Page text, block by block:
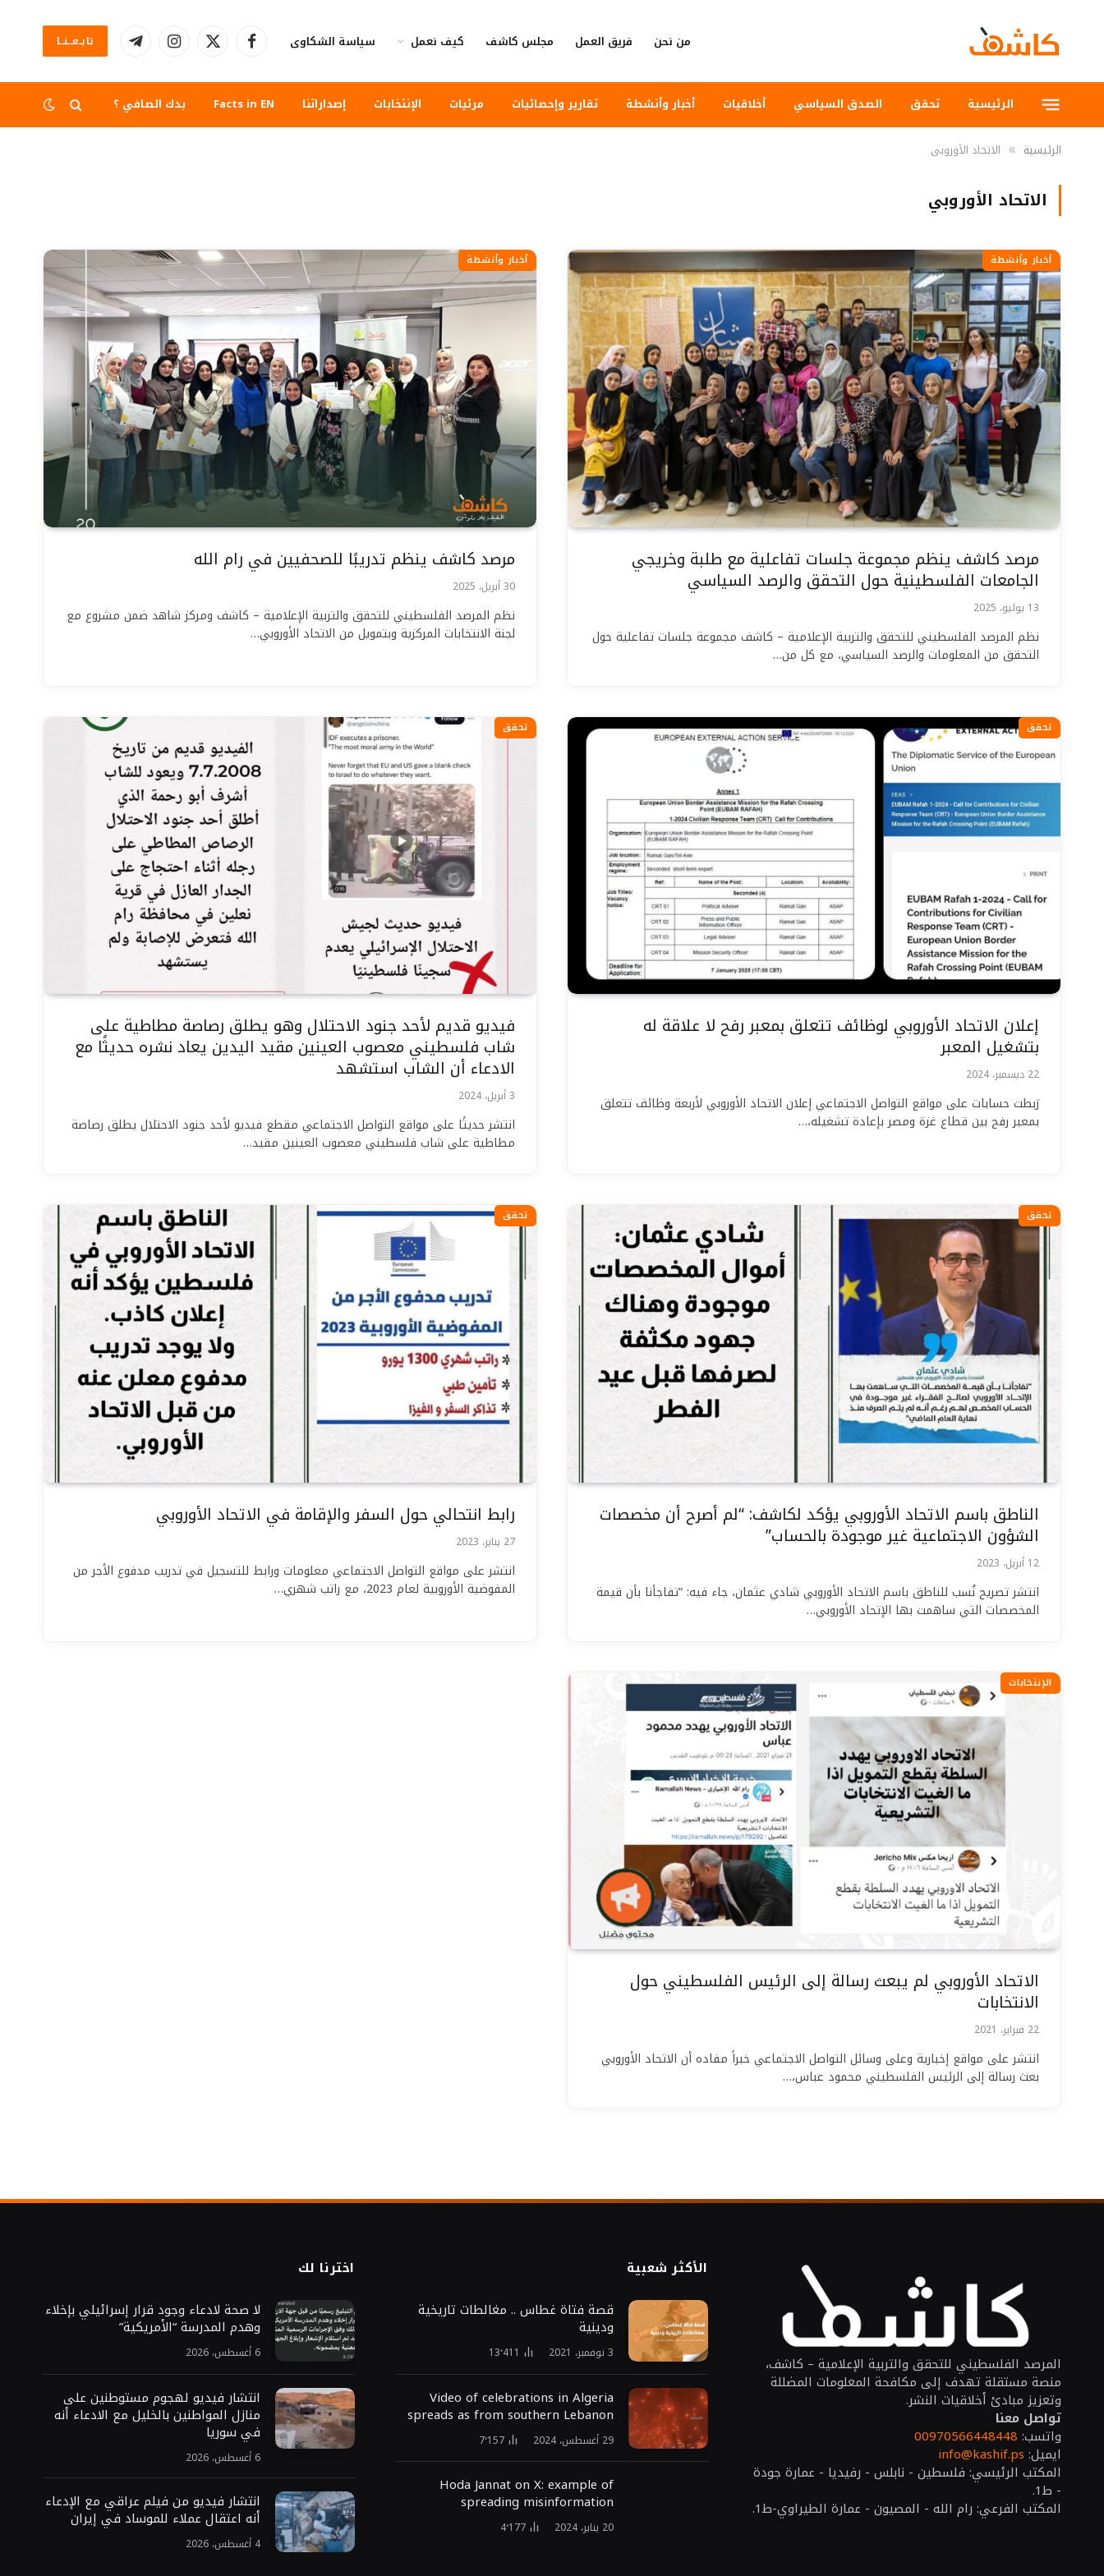
من نحن فريق العمل مجلس كاشف كيف نعمل سياسة الشكاوى فيسبوكX الانستغرامتيلقرام تابــعــنــا
الرئيسية تحقق الصدق السياسي أخلاقيات أخبار وأنشطة تقارير وإحصائيات مرئيات الإنتخابات إصداراتنا Facts in EN بدك الصافي ؟
الرئيسية » الاتحاد الأوروبي
الاتحاد الأوروبي
أخبار وأنشطة
مرصد كاشف ينظم مجموعة جلسات تفاعلية مع طلبة وخريجي
الجامعات الفلسطينية حول التحقق والرصد السياسي
13 يوليو، 2025
نظم المرصد الفلسطيني للتحقق والتربية الإعلامية – كاشف مجموعة جلسات تفاعلية حول
التحقق من المعلومات والرصد السياسي، مع كل من…
أخبار وأنشطة
مرصد كاشف ينظم تدريبًا للصحفيين في رام الله
30 أبريل، 2025
نظم المرصد الفلسطيني للتحقق والتربية الإعلامية – كاشف ومركز شاهد ضمن مشروع مع
لجنة الانتخابات المركزية وبتمويل من الاتحاد الأوروبي…
تحقق
إعلان الاتحاد الأوروبي لوظائف تتعلق بمعبر رفح لا علاقة له
بتشغيل المعبر
22 ديسمبر، 2024
رَبطت حسابات على مواقع التواصل الاجتماعي إعلان الاتحاد الأوروبي لأربعة وظائف تتعلق
بمعبر رفح بين قطاع غزة ومصر بإعادة تشغيله،…
تحقق
فيديو قديم لأحد جنود الاحتلال وهو يطلق رصاصة مطاطية على
شاب فلسطيني معصوب العينين مقيد اليدين يعاد نشره حديثًا مع
الادعاء أن الشاب استشهد
3 أبريل، 2024
انتشر حديثًا على مواقع التواصل الاجتماعي مقطع فيديو لأحد جنود الاحتلال يطلق رصاصة
مطاطية على شاب فلسطيني معصوب العينين مقيد…
تحقق
الناطق باسم الاتحاد الأوروبي يؤكد لكاشف: “لم أصرح أن مخصصات
الشؤون الاجتماعية غير موجودة بالحساب”
12 أبريل، 2023
انتشر تصريح نُسب للناطق باسم الاتحاد الأوروبي شادي عثمان، جاء فيه: “تفاجأنا بأن قيمة
المخصصات التي ساهمت بها الإتحاد الأوروبي…
تحقق
رابط انتحالي حول السفر والإقامة في الاتحاد الأوروبي
27 يناير، 2023
انتشر على مواقع التواصل الاجتماعي معلومات ورابط للتسجيل في تدريب مدفوع الأجر من
المفوضية الأوروبية لعام 2023، مع راتب شهري…
الإنتخابات
الاتحاد الأوروبي لم يبعث رسالة إلى الرئيس الفلسطيني حول
الانتخابات
22 فبراير، 2021
انتشر على مواقع إخبارية وعلى وسائل التواصل الاجتماعي خبراً مفاده أن الاتحاد الأوروبي
بعث رسالة إلى الرئيس الفلسطيني محمود عباس،…
المرصد الفلسطيني للتحقق والتربية الإعلامية – كاشف،
منصة مستقلة تهدف إلى مكافحة المعلومات المضللة
وتعزيز مبادئ أخلاقيات النشر.
تواصل معنا
واتسب: 00970566448448
ايميل: info@kashif.ps
المكتب الرئيسي: فلسطين - نابلس - رفيديا - عمارة جودة
- ط1.
المكتب الفرعي: رام الله - المصيون - عمارة الطيراوي-ط1.
الأكثر شعبية
قصة فتاة غطاس .. مغالطات تاريخية
ودينية
3 نوفمبر، 2021 13٬411
Video of celebrations in Algeria
spreads as from southern Lebanon
29 أغسطس، 2024 7٬157
Hoda Jannat on X: example of
spreading misinformation
20 يناير، 2024 4٬177
اخترنا لك
لا صحة لادعاء وجود قرار إسرائيلي بإخلاء
وهدم المدرسة “الأمريكية”
6 أغسطس، 2026
انتشار فيديو لهجوم مستوطنين على
منازل المواطنين بالخليل مع الادعاء أنه
في سوريا
6 أغسطس، 2026
انتشار فيديو من فيلم عراقي مع الإدعاء
أنه اعتقال عملاء للموساد في إيران
4 أغسطس، 2026